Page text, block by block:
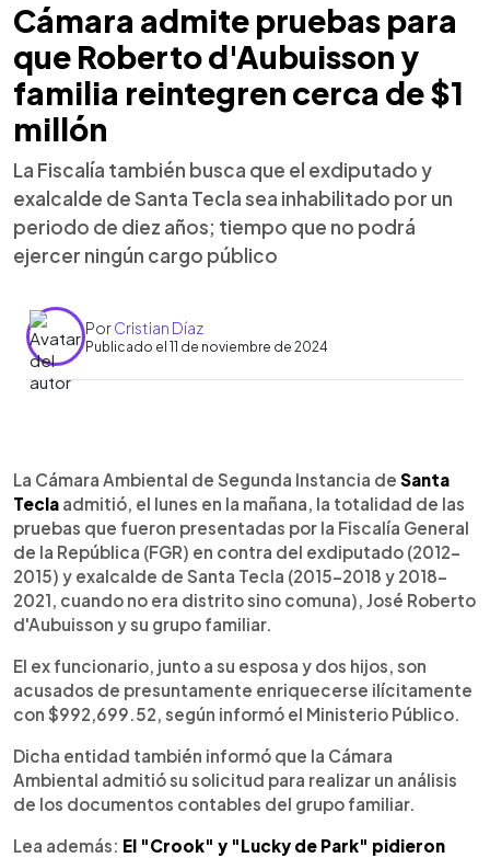
Cámara admite pruebas para
que Roberto d'Aubuisson y
familia reintegren cerca de $1
millón
La Fiscalía también busca que el exdiputado y
exalcalde de Santa Tecla sea inhabilitado por un
periodo de diez años; tiempo que no podrá
ejercer ningún cargo público
PorCristian Díaz
Publicado el 11 de noviembre de 2024
Escuchar artículo
La Cámara Ambiental de Segunda Instancia de Santa
Tecla admitió, el lunes en la mañana, la totalidad de las
pruebas que fueron presentadas por la Fiscalía General
de la República (FGR) en contra del exdiputado (2012-
2015) y exalcalde de Santa Tecla (2015-2018 y 2018-
2021, cuando no era distrito sino comuna), José Roberto
d'Aubuisson y su grupo familiar.
El ex funcionario, junto a su esposa y dos hijos, son
acusados de presuntamente enriquecerse ilícitamente
con $992,699.52, según informó el Ministerio Público.
Dicha entidad también informó que la Cámara
Ambiental admitió su solicitud para realizar un análisis
de los documentos contables del grupo familiar.
Lea además: El "Crook" y "Lucky de Park" pidieron